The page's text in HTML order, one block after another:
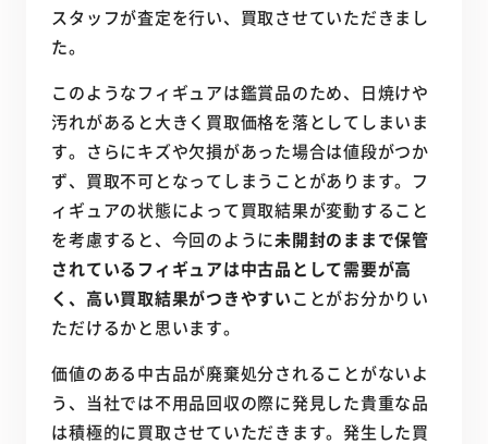
スタッフが査定を行い、買取させていただきまし
た。
このようなフィギュアは鑑賞品のため、日焼けや
汚れがあると大きく買取価格を落としてしまいま
す。さらにキズや欠損があった場合は値段がつか
ず、買取不可となってしまうことがあります。フ
ィギュアの状態によって買取結果が変動すること
を考慮すると、今回のように未開封のままで保管
されているフィギュアは中古品として需要が高
く、高い買取結果がつきやすいことがお分かりい
ただけるかと思います。
価値のある中古品が廃棄処分されることがないよ
う、当社では不用品回収の際に発見した貴重な品
は積極的に買取させていただきます。発生した買